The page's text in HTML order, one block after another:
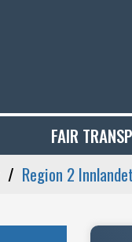
FAIR
Region 2